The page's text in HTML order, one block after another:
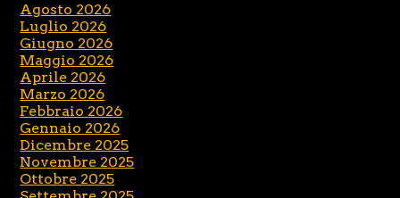
Agosto 2026
Luglio 2026
Giugno 2026
Maggio 2026
Aprile 2026
Marzo 2026
Febbraio 2026
Gennaio 2026
Dicembre 2025
Novembre 2025
Ottobre 2025